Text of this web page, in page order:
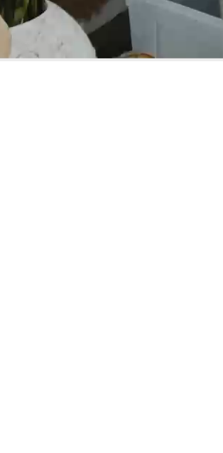
הצטרפות מורים פרטיים
הצטרפות מורים פרטיים